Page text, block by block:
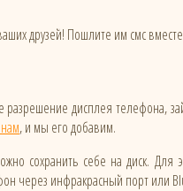
друзей! Пошлите им смс
разрешение дисплея телефона,
, и мы его добавим.
сохранить себе на диск.
через инфракрасный порт или